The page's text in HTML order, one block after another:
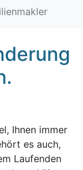
Ihnen immer
es auch,
Laufenden